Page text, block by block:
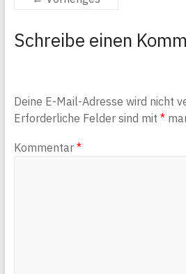
Schreibe einen
Deine E-Mail-Adresse wird nicht
Erforderliche Felder sind mit *
Kommentar *